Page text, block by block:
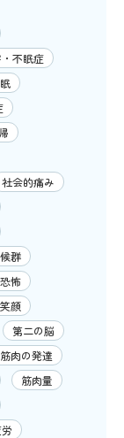
不眠症
社会的痛み
群
怖
笑顔
第二の脳
筋肉の発達
筋肉量